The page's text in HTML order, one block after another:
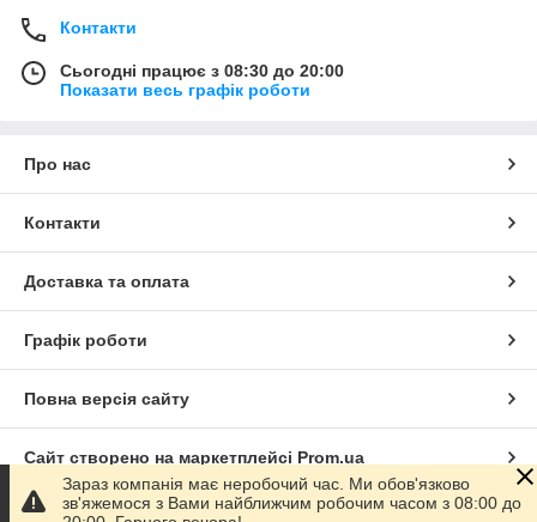
Контакти
Сьогодні працює з 08:30 до 20:00
Показати весь графік роботи
Про нас
Контакти
Доставка та оплата
Графік роботи
Повна версія сайту
Сайт створено на маркетплейсі Prom.ua
Політика конфіденційності
Зараз компанія має неробочий час. Ми обов'язково
зв'яжемося з Вами найближчим робочим часом з 08:00 до